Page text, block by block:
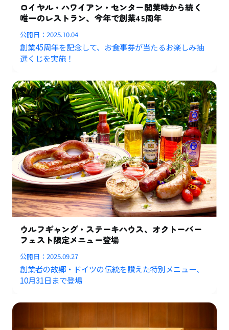
ロイヤル・ハワイアン・センター開業時から続く
唯一のレストラン、今年で創業45周年
公開日：2025.10.04
創業45周年を記念して、お食事券が当たるお楽しみ抽
選くじを実施！
ウルフギャング・ステーキハウス、オクトーバー
フェスト限定メニュー登場
公開日：2025.09.27
創業者の故郷・ドイツの伝統を讃えた特別メニュー、
10月31日まで登場